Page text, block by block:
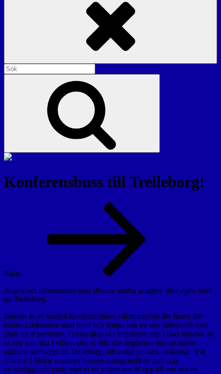
Sök
efter:
Konferensbuss till Trelleborg!
Rulla
Angelz.net tillsammans med diverse andra grupper åker egen buss
till Trelleborg.
Bussen är av modell Konferensbuss vilket innebär lite finare lite
bättre. Lädersäten med bord och längst bak en stor lädersoffa med
plats för 8 personer. Tyvärr åker vi i änglarnas regi vilket innebär att
vi inte kan åka i vilken takt vi vill, alla änglarnas bussar måste
anlända samtidigt till Trelleborg, allt enligt polisen önskemål. Väl
framme i Skåne kommer bussen stanna intill en pub och
en närliggande park, vart vi tar vägen sen är upp till var och en.